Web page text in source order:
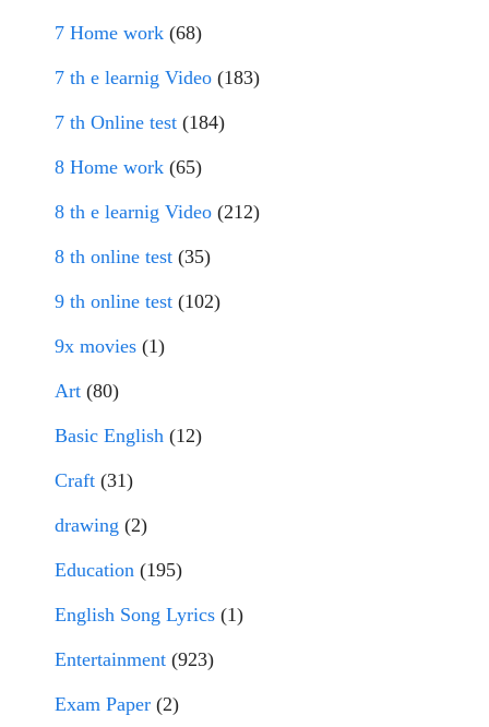
7 Home work (68)
7 th e learnig Video (183)
7 th Online test (184)
8 Home work (65)
8 th e learnig Video (212)
8 th online test (35)
9 th online test (102)
9x movies (1)
Art (80)
Basic English (12)
Craft (31)
drawing (2)
Education (195)
English Song Lyrics (1)
Entertainment (923)
Exam Paper (2)